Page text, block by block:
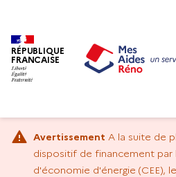
RÉPUBLIQUE
FRANCAISE
Avertissement A la suite de
dispositif de financement par
d'économie d'énergie (CEE),